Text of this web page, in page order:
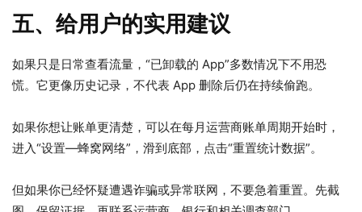
五、给用户的实用建议
如果只是日常查看流量，“已卸载的 App”多数情况下不用恐
慌。它更像历史记录，不代表 App 删除后仍在持续偷跑。
如果你想让账单更清楚，可以在每月运营商账单周期开始时，
进入“设置—蜂窝网络”，滑到底部，点击“重置统计数据”。
但如果你已经怀疑遭遇诈骗或异常联网，不要急着重置。先截